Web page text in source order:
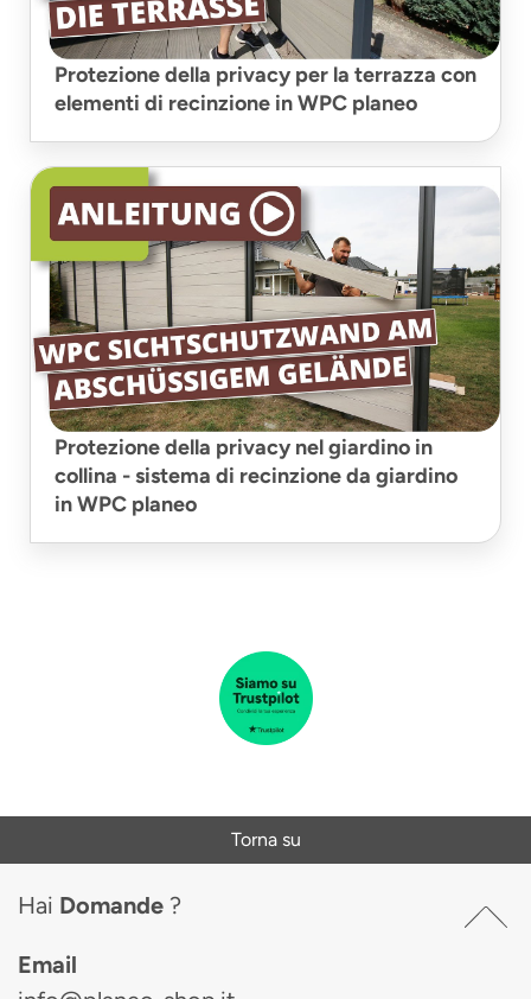
Protezione della privacy per la terrazza con
elementi di recinzione in WPC planeo
Protezione della privacy nel giardino in
collina - sistema di recinzione da giardino
in WPC planeo
Torna su
Hai Domande ?
Email